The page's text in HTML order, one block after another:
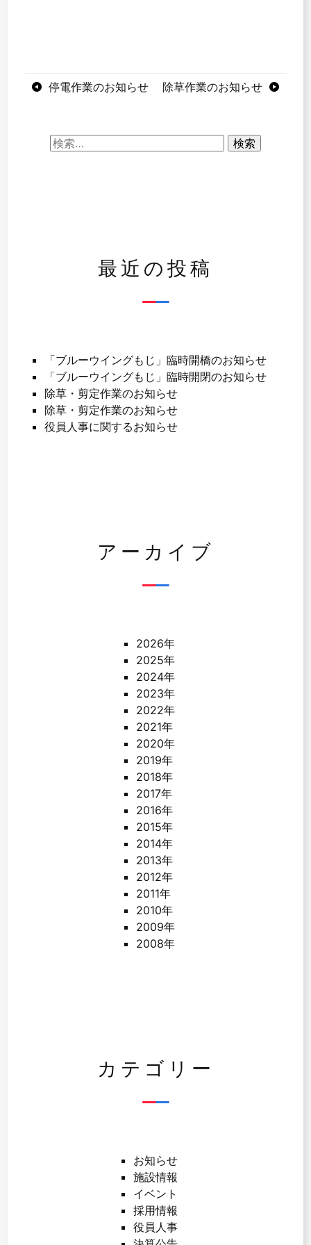
投 停電作業のお知らせ 除草作業のお知らせ
検
最近の投稿
「ブルーウイングもじ」臨時開橋のお知らせ
「ブルーウイングもじ」臨時開閉のお知らせ
除草・剪定作業のお知らせ
除草・剪定作業のお知らせ
役員人事に関するお知らせ
アーカイブ
2026年
2025年
2024年
2023年
2022年
2021年
2020年
2019年
2018年
2017年
2016年
2015年
2014年
2013年
2012年
2011年
2010年
2009年
2008年
カテゴリー
お知らせ
施設情報
イベント
採用情報
役員人事